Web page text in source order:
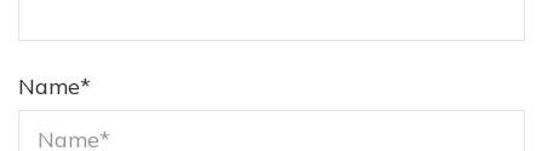
Name*